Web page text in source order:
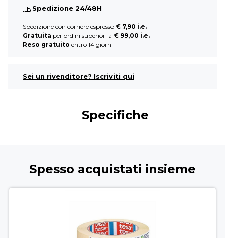
Spedizione 24/48H
Spedizione con corriere espresso € 7,90 i.e.
Gratuita per ordini superiori a € 99,00 i.e.
Reso gratuito entro 14 giorni
Sei un rivenditore? Iscriviti qui
Specifiche
Spesso acquistati insieme